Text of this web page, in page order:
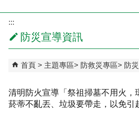
:::
防災宣導資訊
首頁 主題專區 防救災專區 防
清明防火宣導「祭祖掃墓不用火，
菸蒂不亂丟、垃圾要帶走，以免